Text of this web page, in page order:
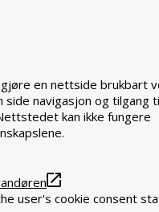
en nettside brukbart
side navigasjon og tilgang
kan ikke fungere
user's cookie consent